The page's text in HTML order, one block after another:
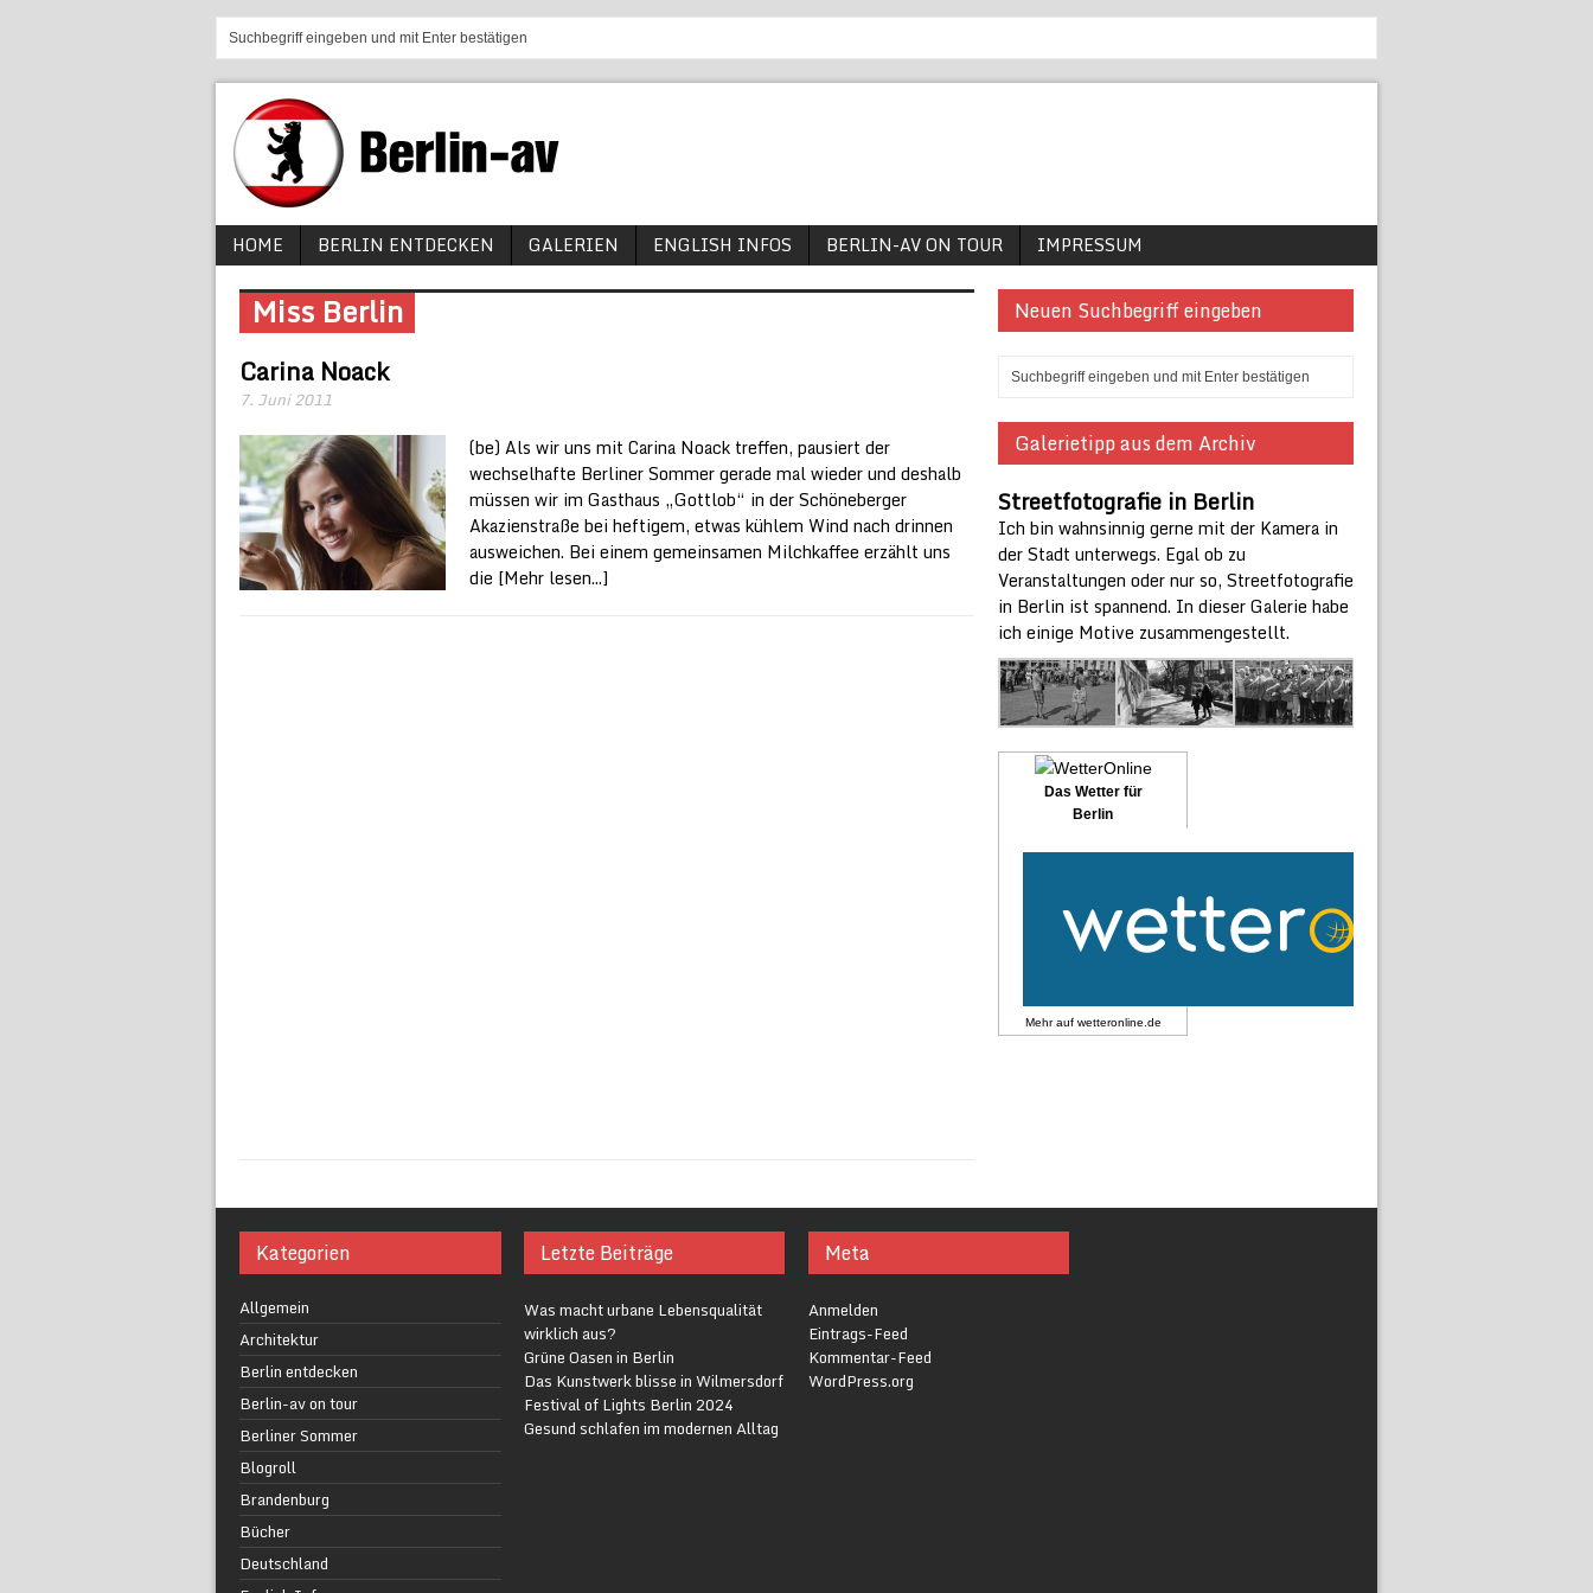
HOME BERLIN ENTDECKEN GALERIEN ENGLISH INFOS BERLIN-AV ON TOUR IMPRESSUM
Miss Berlin
Carina Noack
7. Juni 2011
(be) Als wir uns mit Carina Noack treffen, pausiert der
wechselhafte Berliner Sommer gerade mal wieder und deshalb
müssen wir im Gasthaus „Gottlob“ in der Schöneberger
Akazienstraße bei heftigem, etwas kühlem Wind nach drinnen
ausweichen. Bei einem gemeinsamen Milchkaffee erzählt uns
die [Mehr lesen...]
Neuen Suchbegriff eingeben
Galerietipp aus dem Archiv
Streetfotografie in Berlin
Ich bin wahnsinnig gerne mit der Kamera in
der Stadt unterwegs. Egal ob zu
Veranstaltungen oder nur so, Streetfotografie
in Berlin ist spannend. In dieser Galerie habe
ich einige Motive zusammengestellt.
Das Wetter für
Berlin
Mehr auf wetteronline.de
Kategorien
Allgemein
Architektur
Berlin entdecken
Berlin-av on tour
Berliner Sommer
Blogroll
Brandenburg
Bücher
Deutschland
Letzte Beiträge
Was macht urbane Lebensqualität
wirklich aus?
Grüne Oasen in Berlin
Das Kunstwerk blisse in Wilmersdorf
Festival of Lights Berlin 2024
Gesund schlafen im modernen Alltag
Meta
Anmelden
Eintrags-Feed
Kommentar-Feed
WordPress.org